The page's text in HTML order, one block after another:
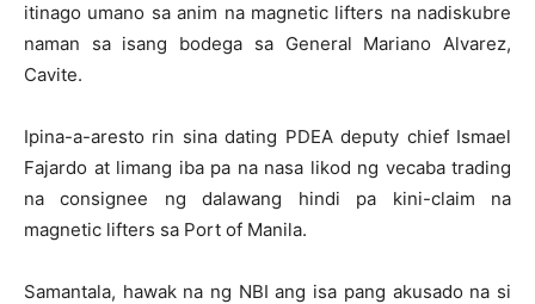
itinago umano sa anim na magnetic lifters na nadiskubre
naman sa isang bodega sa General Mariano Alvarez,
Cavite.
Ipina-a-aresto rin sina dating PDEA deputy chief Ismael
Fajardo at limang iba pa na nasa likod ng vecaba trading
na consignee ng dalawang hindi pa kini-claim na
magnetic lifters sa Port of Manila.
Samantala, hawak na ng NBI ang isa pang akusado na si